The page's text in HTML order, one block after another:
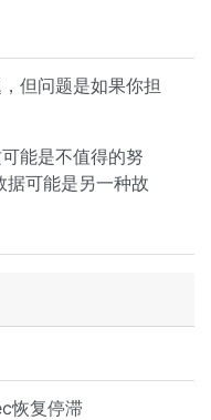
恢复停滞
但问题是如果你担
能是不值得的努
据可能是另一种故